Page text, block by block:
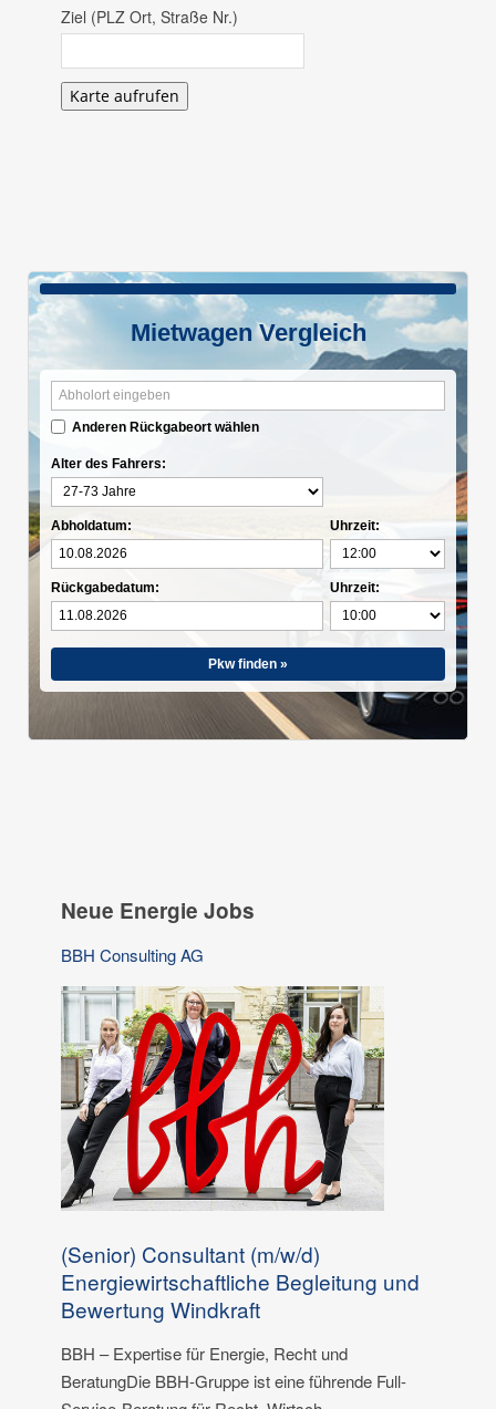
Ziel (PLZ Ort, Straße Nr.)
Karte aufrufen
Mietwagen Vergleich
Anderen Rückgabeort wählen
Alter des Fahrers:
Abholdatum:
Rückgabedatum:
Uhrzeit:
Uhrzeit:
Pkw finden »
Neue Energie Jobs
BBH Consulting AG
(Senior) Consultant (m/w/d)
Energiewirtschaftliche Begleitung und
Bewertung Windkraft
BBH – Expertise für Energie, Recht und
BeratungDie BBH-Gruppe ist eine führende Full-